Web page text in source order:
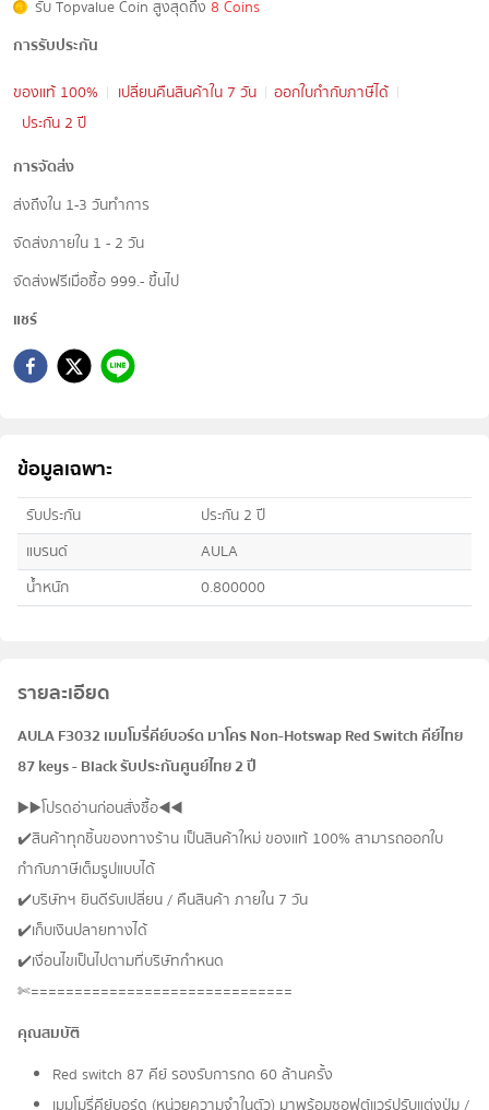
รับ Topvalue Coin สูงสุดถึง 8 Coins
การรับประกัน
ของแท้ 100%
เปลี่ยนคืนสินค้าใน 7 วัน
ออกใบกำกับภาษีได้
ประกัน 2 ปี
การจัดส่ง
ส่งถึงใน 1-3 วันทำการ
จัดส่งภายใน 1 - 2 วัน
จัดส่งฟรีเมื่อซื้อ 999.- ขึ้นไป
แชร์
ข้อมูลเฉพาะ
รับประกัน
ประกัน 2 ปี
แบรนด์
AULA
น้ำหนัก
0.800000
รายละเอียด
AULA F3032 เมมโมรี่คีย์บอร์ด มาโคร Non-Hotswap Red Switch คีย์ไทย
87 keys - Black รับประกันศูนย์ไทย 2 ปี
▶️▶️โปรดอ่านก่อนสั่งซื้อ◀️◀️
✔️สินค้าทุกชิ้นของทางร้าน เป็นสินค้าใหม่ ของแท้ 100% สามารถออกใบ
กำกับภาษีเต็มรูปแบบได้
✔️บริษัทฯ ยินดีรับเปลี่ยน / คืนสินค้า ภายใน 7 วัน
✔️เก็บเงินปลายทางได้
✔️เงื่อนไขเป็นไปตามที่บริษัทกำหนด
✄==============================
คุณสมบัติ
Red switch 87 คีย์ รองรับการกด 60 ล้านครั้ง